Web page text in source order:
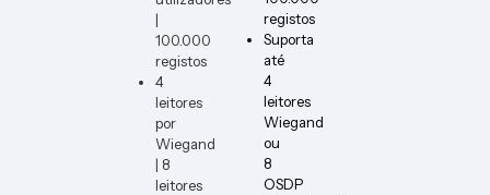
|
100.000
registos
4
leitores
por
Wiegand
| 8
leitores
registos
Suporta
até
4
leitores
Wiegand
ou
8
OSDP